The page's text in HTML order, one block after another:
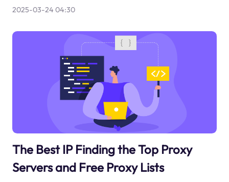
2025-03-24 04:30
The Best IP Finding the Top Proxy
Servers and Free Proxy Lists